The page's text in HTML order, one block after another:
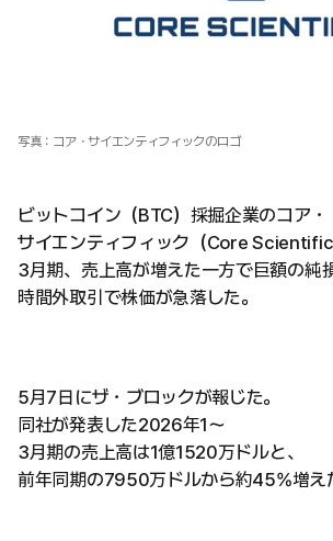
写真：コア・サイエンティフィックのロゴ
ビットコイン（BTC）採掘企業のコア・
サイエンティフィック（Core
3月期、売上高が増えた一方で巨額の純
時間外取引で株価が急落した。
5月7日にザ・ブロックが報じた。
同社が発表した2026年1〜
3月期の売上高は1億1520万ドルと、
前年同期の7950万ドルから約45%増え